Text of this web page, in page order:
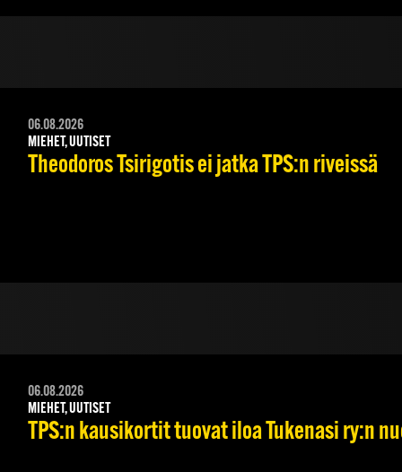
06.08.2026
MIEHET, UUTISET
Theodoros Tsirigotis ei jatka TPS:n riveissä
06.08.2026
MIEHET, UUTISET
TPS:n kausikortit tuovat iloa Tukenasi ry:n